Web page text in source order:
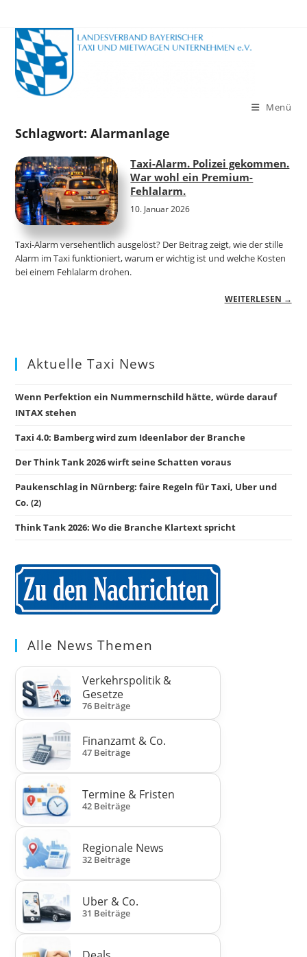
Inhalt
springen
Menü
Schlagwort:Alarmanlage
Taxi-Alarm. Polizei gekommen.
War wohl ein Premium-
Fehlalarm.
10. Januar 2026
Taxi-Alarm versehentlich ausgelöst? Der Beitrag zeigt, wie der stille
Alarm im Taxi funktioniert, warum er wichtig ist und welche Kosten
bei einem Fehlalarm drohen.
WEITERLESEN →
Aktuelle Taxi News
Wenn Perfektion ein Nummernschild hätte, würde darauf
INTAX stehen
Taxi 4.0: Bamberg wird zum Ideenlabor der Branche
Der Think Tank 2026 wirft seine Schatten voraus
Paukenschlag in Nürnberg: faire Regeln für Taxi, Uber und
Co. (2)
Think Tank 2026: Wo die Branche Klartext spricht
Alle News Themen
Verkehrspolitik &
Gesetze
76 Beiträge
Finanzamt & Co.
47 Beiträge
Termine & Fristen
42 Beiträge
Regionale News
32 Beiträge
Uber & Co.
31 Beiträge